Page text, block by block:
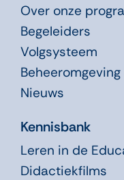
Over onze
Begeleiders
Volgsysteem
Beheeromgeving
Nieuws
Kennisbank
Leren in de
Didactiekfilms